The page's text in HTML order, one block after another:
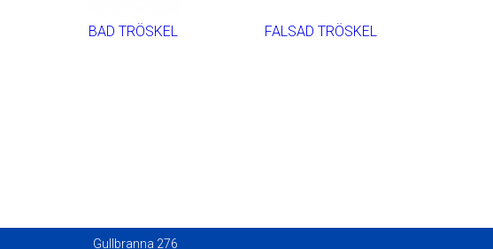
BAD TRÖSKEL FALSAD TRÖSKEL
Gullbranna 276